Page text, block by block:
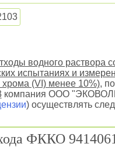
водного раствора
испытаниях и
(VI) менее 10%),
компания ООО
) осуществлять
ФККО